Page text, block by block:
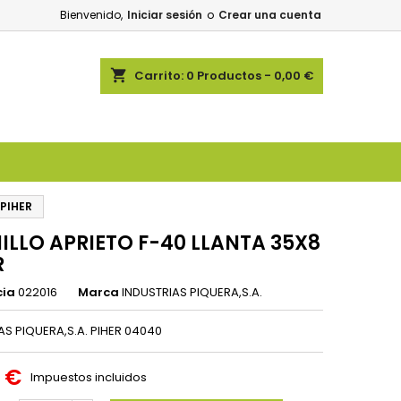
Bienvenido, Iniciar sesión o Crear una cuenta
shopping_cart Carrito: 0 Productos - 0,00 €
APRIETO F-40 LLANTA 35X8
022016 Marca INDUSTRIAS PIQUERA,S.A.
PIQUERA,S.A. PIHER 04040
€ Impuestos incluidos